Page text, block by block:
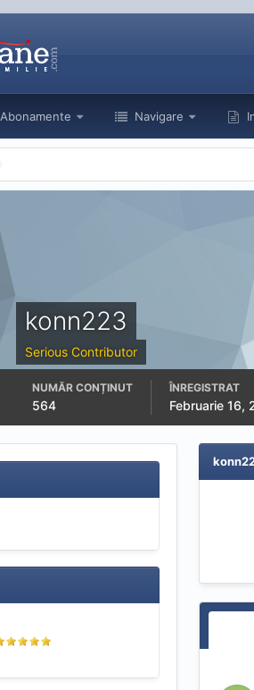
Abonamente Navigare
konn223
Serious Contributor
NUMĂR CONȚINUT
564
ÎNREGISTRAT
Februarie 16,